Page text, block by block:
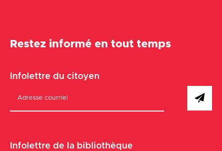
Restez informé en tout temps
Infolettre du citoyen
Infolettre de la bibliothèque